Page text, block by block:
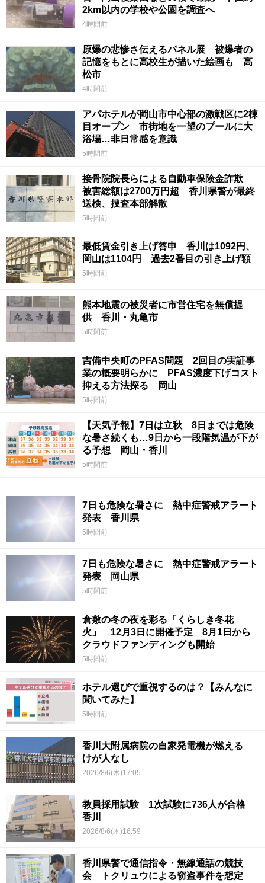
2km以内の学校や公園を調査へ
4時間前
原爆の悲惨さ伝えるパネル展 被爆者の
記憶をもとに高校生が描いた絵画も 高
松市
4時間前
アパホテルが岡山市中心部の激戦区に2棟
目オープン 市街地を一望のプールに大
浴場…非日常感を意識
5時間前
接骨院院長らによる自動車保険金詐欺
被害総額は2700万円超 香川県警が最終
送検、捜査本部解散
5時間前
最低賃金引き上げ答申 香川は1092円、
岡山は1104円 過去2番目の引き上げ額
5時間前
熊本地震の被災者に市営住宅を無償提
供 香川・丸亀市
5時間前
吉備中央町のPFAS問題 2回目の実証事
業の概要明らかに PFAS濃度下げコスト
抑える方法探る 岡山
5時間前
【天気予報】7日は立秋 8日までは危険
な暑さ続くも…9日から一段階気温が下が
る予想 岡山・香川
5時間前
7日も危険な暑さに 熱中症警戒アラート
発表 香川県
5時間前
7日も危険な暑さに 熱中症警戒アラート
発表 岡山県
5時間前
倉敷の冬の夜を彩る「くらしき冬花
火」 12月3日に開催予定 8月1日から
クラウドファンディングも開始
5時間前
ホテル選びで重視するのは？【みんなに
聞いてみた】
5時間前
香川大附属病院の自家発電機が燃える
けが人なし
2026/8/6(木)17:05
教員採用試験 1次試験に736人が合格
香川
2026/8/6(木)16:59
香川県警で通信指令・無線通話の競技
会 トクリュウによる窃盗事件を想定